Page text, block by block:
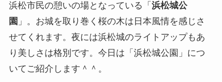
浜松市民の憩いの場となっている「 浜松城公
園 」。お城を取り巻く桜の木は日本風情を感じさ
せてくれます。夜には浜松城のライトアップもあ
り美しさは格別です。今日は「浜松城公園」につ
いてご紹介します＾＾。